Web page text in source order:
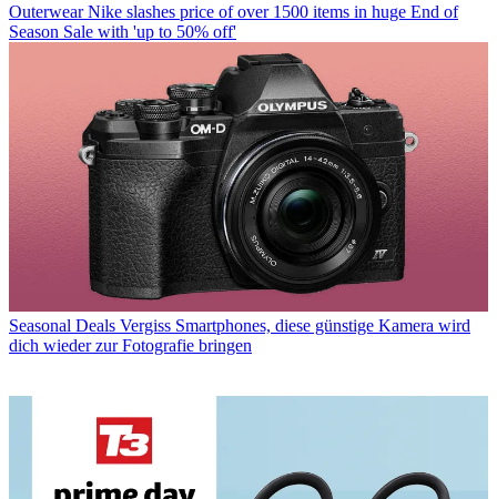
Outerwear Nike slashes price of over 1500 items in huge End of
Season Sale with 'up to 50% off'
Seasonal Deals Vergiss Smartphones, diese günstige Kamera wird
dich wieder zur Fotografie bringen